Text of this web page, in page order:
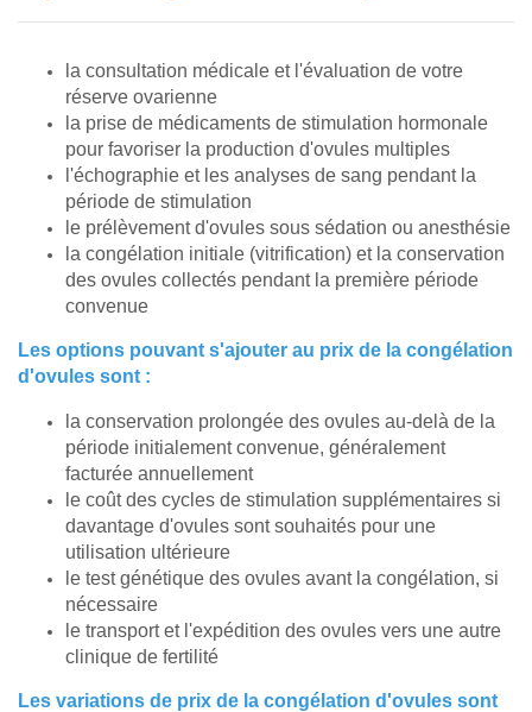
la consultation médicale et l'évaluation de votre
réserve ovarienne
la prise de médicaments de stimulation hormonale
pour favoriser la production d'ovules multiples
l'échographie et les analyses de sang pendant la
période de stimulation
le prélèvement d'ovules sous sédation ou anesthésie
la congélation initiale (vitrification) et la conservation
des ovules collectés pendant la première période
convenue
Les options pouvant s'ajouter au prix de la congélation
d'ovules sont :
la conservation prolongée des ovules au-delà de la
période initialement convenue, généralement
facturée annuellement
le coût des cycles de stimulation supplémentaires si
davantage d'ovules sont souhaités pour une
utilisation ultérieure
le test génétique des ovules avant la congélation, si
nécessaire
le transport et l'expédition des ovules vers une autre
clinique de fertilité
Les variations de prix de la congélation d'ovules sont